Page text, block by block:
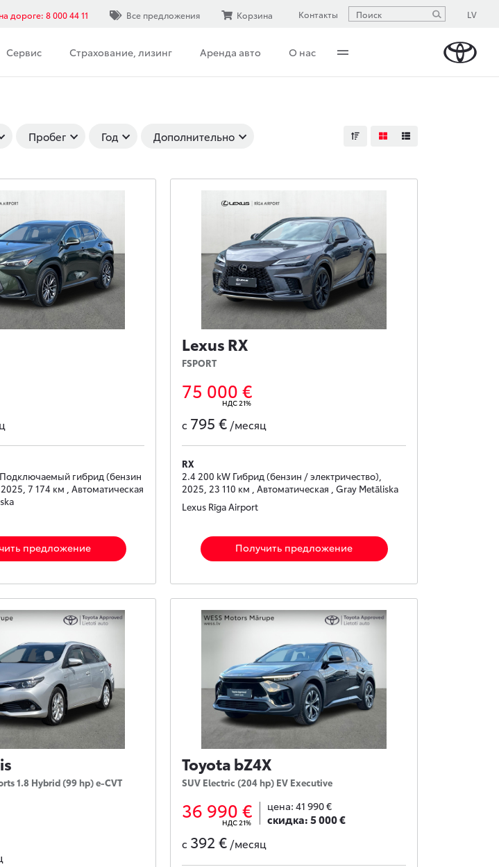
Сервис Страхование, лизинг Аренда авто О нас
дороге: 8 000 44 11 Все предложения Корзина Контакты LV
Пробег Год Дополнительно
гибрид (бензин
7 174 км , Автоматическая
предложение
Lexus RX
FSPORT
75 000 €
НДС 21%
с 795 € /месяц
RX
2.4 200 kW Гибрид (бензин / электричество),
2025, 23 110 км , Автоматическая , Gray Metāliska
Lexus Rīga Airport
Получить предложение
1.8 Hybrid (99 hp) e-CVT
Toyota bZ4X
SUV Electric (204 hp) EV Executive
36 990 €
НДС 21%
цена: 41 990 €
скидка:5 000 €
с 392 € /месяц